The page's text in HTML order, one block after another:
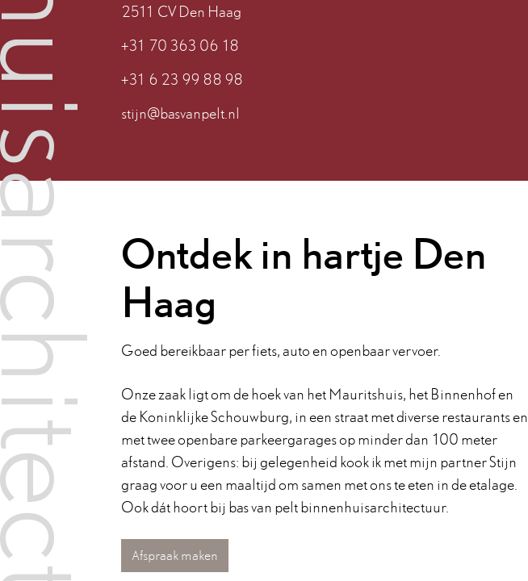
2511 CV Den Haag
+31 70 363 06 18
+31 6 23 99 88 98
stijn@basvanpelt.nl
Ontdek in hartje Den
Haag
Goed bereikbaar per fiets, auto en openbaar vervoer.
Onze zaak ligt om de hoek van het Mauritshuis, het Binnenhof en
de Koninklijke Schouwburg, in een straat met diverse restaurants en
met twee openbare parkeergarages op minder dan 100 meter
afstand. Overigens: bij gelegenheid kook ik met mijn partner Stijn
graag voor u een maaltijd om samen met ons te eten in de etalage.
Ook dát hoort bij bas van pelt binnenhuisarchitectuur.
Afspraak maken